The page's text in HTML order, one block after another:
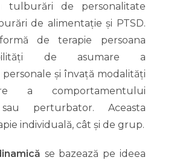
tulburări de personalitate
de alimentație și PTSD.
de terapie persoana
de asumare a
personale și învață modalități
a comportamentului
perturbator. Aceasta
individuală, cât și de grup.
se bazează pe ideea